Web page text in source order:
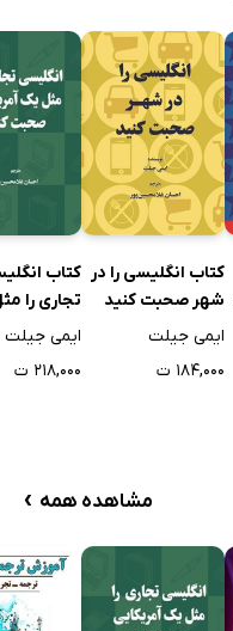
کتاب انگلیسی را در
شهر صحبت کنید
ایمی جیلت
۱۸۴,۰۰۰ ت
کتاب
تجاری را
آمریکایی
ایمی جیلت
۲۱۸,۰۰۰ ت
مشاهده همه ›